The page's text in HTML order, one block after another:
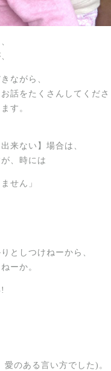
ながら、
話をたくさんしてくだ
す。
来ない】場合は、
、時には
せん」
としつけねーから、
ーか。
のある言い方でした)。